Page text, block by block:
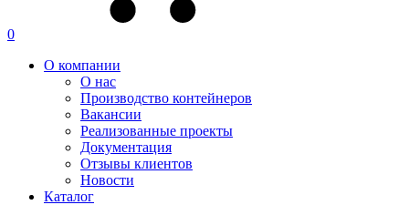
0
О компании
О нас
Производство контейнеров
Вакансии
Реализованные проекты
Документация
Отзывы клиентов
Новости
Каталог